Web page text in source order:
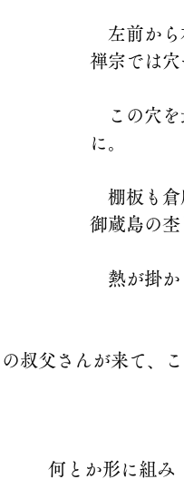
左前から
禅宗では
この穴を
に。
棚板も倉
御蔵島の杢
熱が掛か
叔父さんが来て、
何とか形に組み